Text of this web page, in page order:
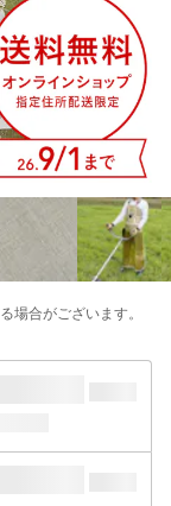
場合がございます。